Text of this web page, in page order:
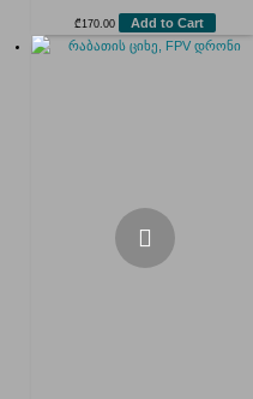
₾ 170.00 Add to Cart